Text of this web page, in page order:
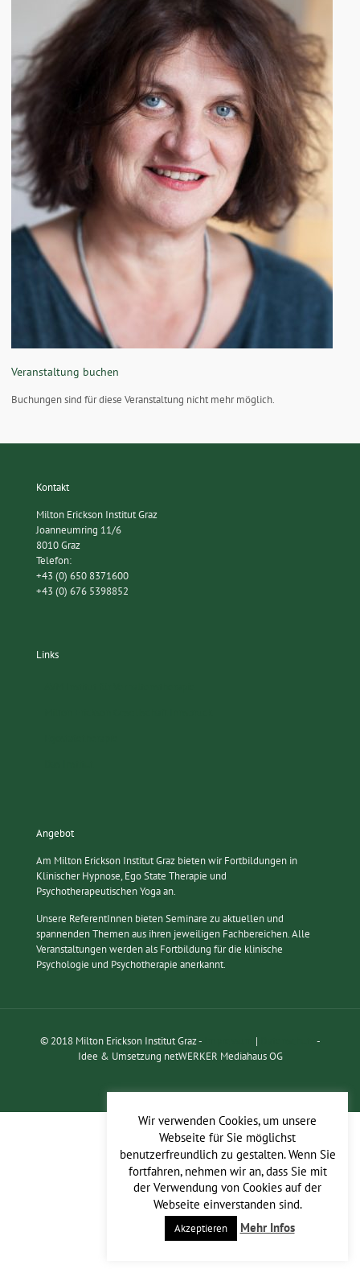
Veranstaltung buchen
Buchungen sind für diese Veranstaltung nicht mehr möglich.
Kontakt
Milton Erickson Institut Graz
Joanneumring 11/6
8010 Graz
Telefon:
+43 (0) 650 8371600
+43 (0) 676 5398852
Links
Angebot
Am Milton Erickson Institut Graz bieten wir Fortbildungen in
Klinischer Hypnose, Ego State Therapie und
Psychotherapeutischen Yoga an.
Unsere ReferentInnen bieten Seminare zu aktuellen und
spannenden Themen aus ihren jeweiligen Fachbereichen. Alle
Veranstaltungen werden als Fortbildung für die klinische
Psychologie und Psychotherapie anerkannt.
© 2018 Milton Erickson Institut Graz - |
-
Idee & Umsetzung netWERKER Mediahaus OG
Wir verwenden Cookies, um unsere
Webseite für Sie möglichst
benutzerfreundlich zu gestalten. Wenn Sie
fortfahren, nehmen wir an, dass Sie mit
der Verwendung von Cookies auf der
Webseite einverstanden sind.
Akzeptieren Mehr Infos